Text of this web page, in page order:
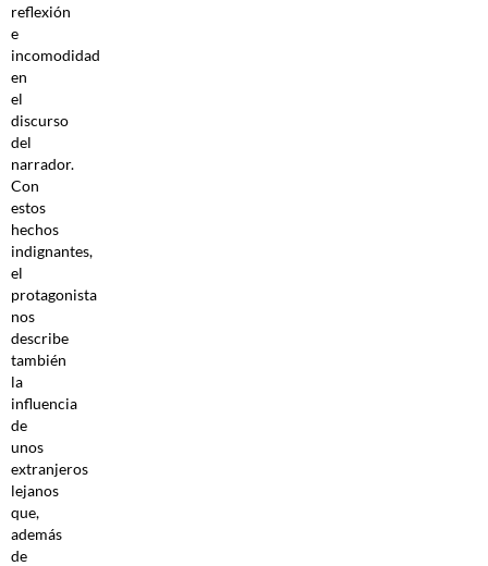
reflexión
e
incomodidad
en
el
discurso
del
narrador.
Con
estos
hechos
indignantes,
el
protagonista
nos
describe
también
la
influencia
de
unos
extranjeros
lejanos
que,
además
de